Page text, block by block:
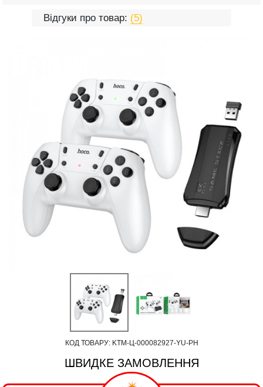
Відгуки про товар: (5)
КОД ТОВАРУ: KTM-Ц-000082927-YU-PH
ШВИДКЕ ЗАМОВЛЕННЯ